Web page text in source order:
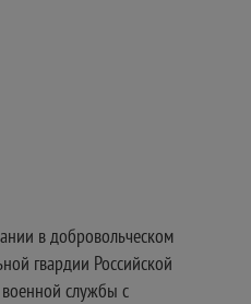
в добровольческом
гвардии Российской
службы с